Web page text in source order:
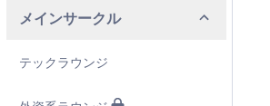
メインサークル
テックラウンジ